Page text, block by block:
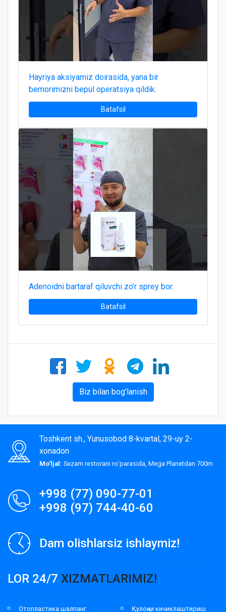
Hayriya aksiyamiz doirasida, yana bir
bemorimizni bepul operatsiya qildik.
Batafsil
Adenoidni bartaraf qiluvchi zo’r sprey bor.
Batafsil
Biz bilan bog'lanish
Toshkent sh., Yunusobod 8-kvartal, 29-uy 2-
xonadon
Mo'ljal: Sezam restorani roʻparasida, Mega Planetdan 700m
+998 (77) 090-77-01
+998 (97) 744-40-60
Dam olishlarsiz ishlaymiz!
LOR 24/7 XIZMATLARIMIZ!
Отопластика шалпанг Қулоқни кичиклаштириш